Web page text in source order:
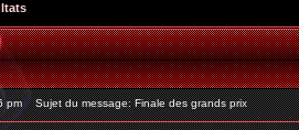
pm Sujet du message: Finale des grands prix